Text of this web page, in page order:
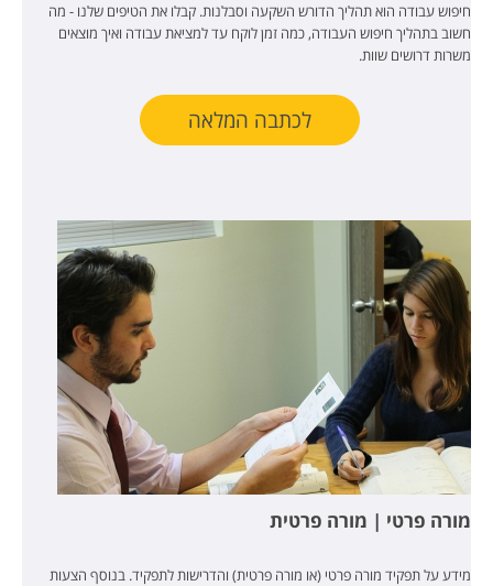
חיפוש עבודה הוא תהליך הדורש השקעה וסבלנות. קבלו את הטיפים שלנו - מה
חשוב בתהליך חיפוש העבודה, כמה זמן לוקח עד למציאת עבודה ואיך מוצאים
משרות דרושים שוות.
לכתבה המלאה
מורה פרטי | מורה פרטית
מידע על תפקיד מורה פרטי (או מורה פרטית) והדרישות לתפקיד. בנוסף הצעות